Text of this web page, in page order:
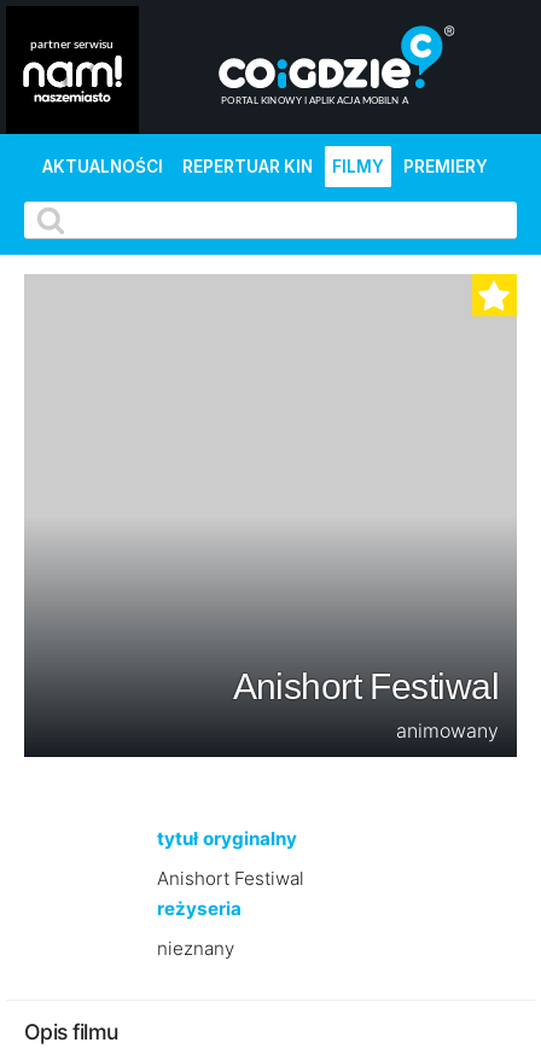
AKTUALNOŚCI REPERTUAR KIN FILMY PREMIERY
Anishort Festiwal
animowany
tytuł oryginalny
Anishort Festiwal
reżyseria
nieznany
Opis filmu